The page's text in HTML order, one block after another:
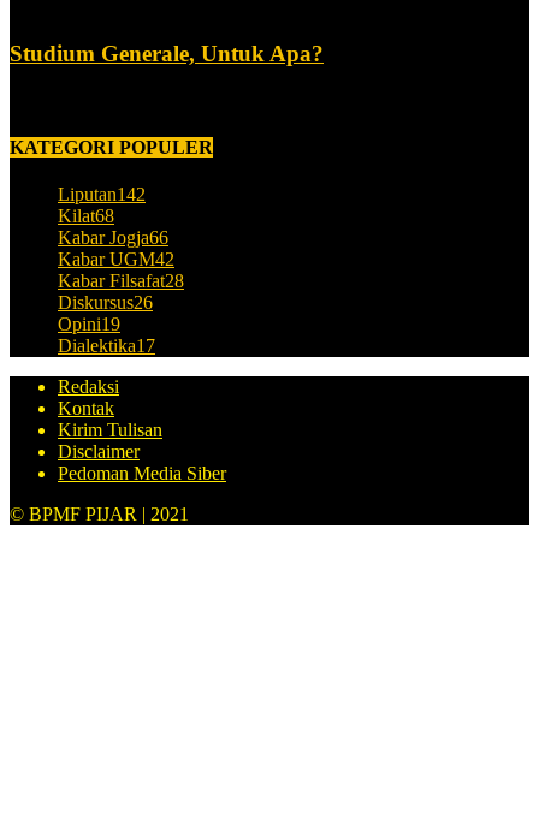
Studium Generale, Untuk Apa?
KATEGORI POPULER
Liputan142
Kilat68
Kabar Jogja66
Kabar UGM42
Kabar Filsafat28
Diskursus26
Opini19
Dialektika17
Redaksi
Kontak
Kirim Tulisan
Disclaimer
Pedoman Media Siber
© BPMF PIJAR | 2021